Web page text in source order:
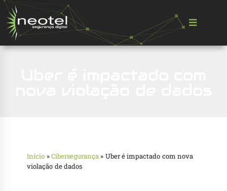
Início »Cibersegurança » Uber é impactado com nova
violação de dados